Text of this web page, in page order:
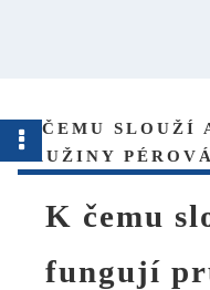
K ČEMU SLOUŽÍ
PRUŽINY
K čemu
fungují